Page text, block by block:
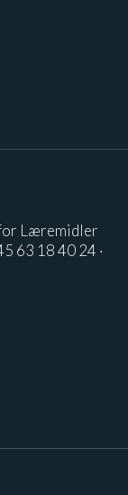
Læremidler
63 18 40 24 ·